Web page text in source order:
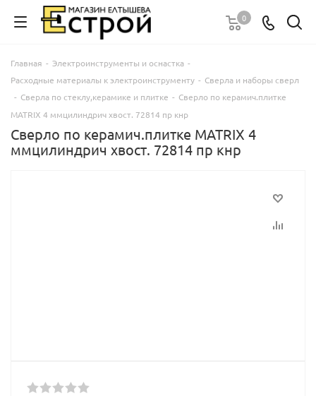
0
Главная - Электроинструменты и оснастка -
Расходные материалы к электроинструменту - Сверла и наборы сверл
- Сверла по стеклу,керамике и плитке - Сверло по керамич.плитке
MATRIX 4 ммцилиндрич хвост. 72814 пр кнр
Сверло по керамич.плитке MATRIX 4
ммцилиндрич хвост. 72814 пр кнр